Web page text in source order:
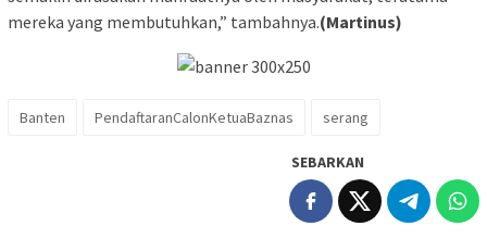
mereka yang membutuhkan,” tambahnya.(Martinus)
Banten PendaftaranCalonKetuaBaznas serang
SEBARKAN